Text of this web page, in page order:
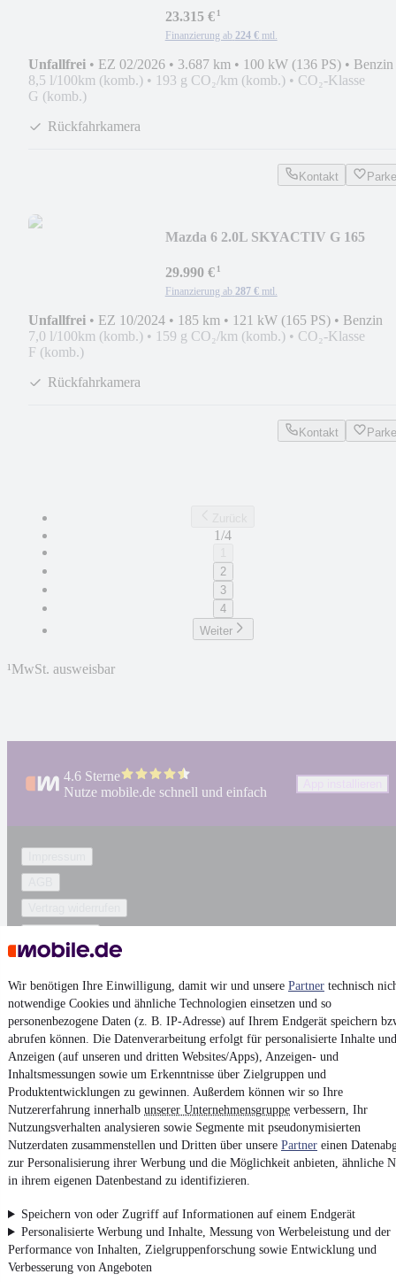
Wir benötigen Ihre Einwilligung, damit wir und unsere Partner technisch
notwendige Cookies und ähnliche Technologien einsetzen und so
personenbezogene Daten (z. B. IP-Adresse) auf Ihrem Endgerät speichern
abrufen können. Die Datenverarbeitung erfolgt für personalisierte Inhalte und
Anzeigen (auf unseren und dritten Websites/Apps), Anzeigen- und
Inhaltsmessungen sowie um Erkenntnisse über Zielgruppen und
Produktentwicklungen zu gewinnen. Außerdem können wir so Ihre
Nutzererfahrung innerhalb unserer Unternehmensgruppe verbessern, Ihr
Nutzungsverhalten analysieren sowie Segmente mit pseudonymisierten
Nutzerdaten zusammenstellen und Dritten über unsere Partner einen
zur Personalisierung ihrer Werbung und die Möglichkeit anbieten, ähnliche
in ihrem eigenen Datenbestand zu identifizieren.
Speichern von oder Zugriff auf Informationen auf einem Endgerät
Personalisierte Werbung und Inhalte, Messung von Werbeleistung und der
Performance von Inhalten, Zielgruppenforschung sowie Entwicklung und
Verbesserung von Angeboten
23.315 €¹
Finanzierung ab 224 € mtl.
Unfallfrei • EZ 02/2026 • 3.687 km • 100 kW (136 PS) • Benzin
8,5 l/100km (komb.) • 193 g CO₂/km (komb.) • CO₂-Klasse
G (komb.)
Rückfahrkamera
Kontakt
Mazda 6 2.0L SKYACTIV G 165
29.990 €¹
Finanzierung ab 287 € mtl.
Unfallfrei • EZ 10/2024 • 185 km • 121 kW (165 PS) • Benzin
7,0 l/100km (komb.) • 159 g CO₂/km (komb.) • CO₂-Klasse
F (komb.)
Rückfahrkamera
Kontakt
1/4
2
3
4
Weiter
¹MwSt. ausweisbar
4.6 Sterne
Nutze mobile.de schnell und einfach
Datenschutzeinstellungen
Erklärung zur Barrierefreiheit
Report Security Vulnerability (English)
Powered by
Noch mehrneue Autosunterschiedlicher Marken, auch als
Leasing-Angebote , gibt es bei mobile.de